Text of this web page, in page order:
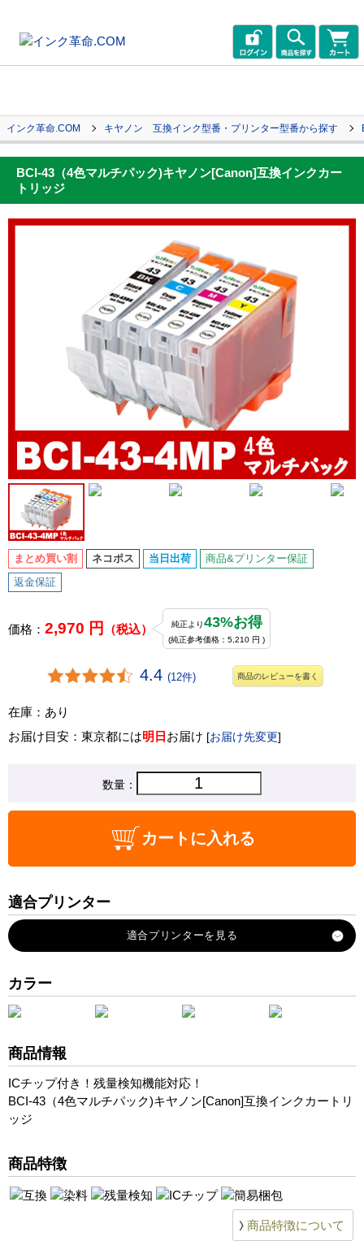
インク革命.COM キヤノン 互換インク型番・プリンター型番から探す
BCI-43（4色マルチパック)キヤノン[Canon]互換インクカー
トリッジ
まとめ買い割 ネコポス 当日出荷 商品&プリンター保証
返金保証
価格： 2,970 円 （税込） 純正より43%お得
(純正参考価格：5,210 円 )
4.4 (12件) 商品のレビューを書く
在庫：あり
お届け目安：東京都には明日 お届け [お届け先変更]
数量：
カートに入れる
適合プリンター
PIXUS-PRO-100S
カラー
商品情報
ICチップ付き！残量検知機能対応！
BCI-43（4色マルチパック)キヤノン[Canon]互換インクカートリ
ッジ
商品特徴
商品特徴について